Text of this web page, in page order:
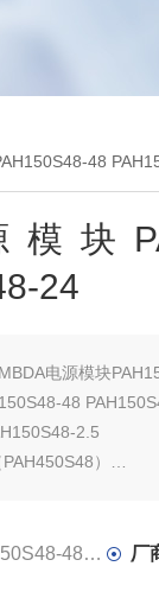
48 PAH150S48-
块
24
电源模块
48
2.5
）
48 PAH150S48-12 厂